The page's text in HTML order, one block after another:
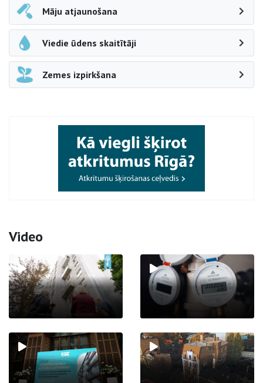
Māju atjaunošana
Viedie ūdens skaitītāji
Zemes izpirkšana
Video